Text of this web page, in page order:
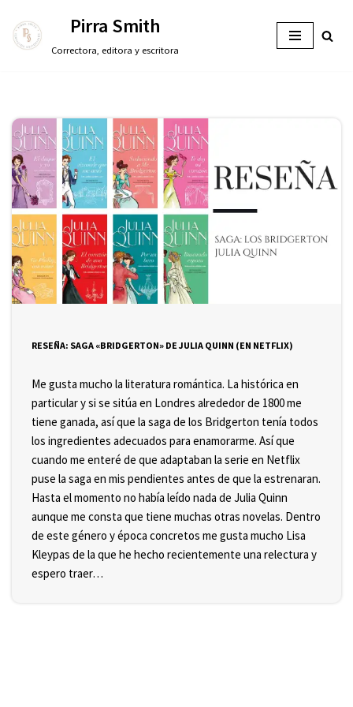
Saltar
Pirra Smith
Correctora, editora y escritora
RESEÑA: SAGA «BRIDGERTON» DE JULIA QUINN (EN NETFLIX)
Me gusta mucho la literatura romántica. La histórica en
particular y si se sitúa en Londres alrededor de 1800 me
tiene ganada, así que la saga de los Bridgerton tenía todos
los ingredientes adecuados para enamorarme. Así que
cuando me enteré de que adaptaban la serie en Netflix
puse la saga en mis pendientes antes de que la estrenaran.
Hasta el momento no había leído nada de Julia Quinn
aunque me consta que tiene muchas otras novelas. Dentro
de este género y época concretos me gusta mucho Lisa
Kleypas de la que he hecho recientemente una relectura y
espero traer…